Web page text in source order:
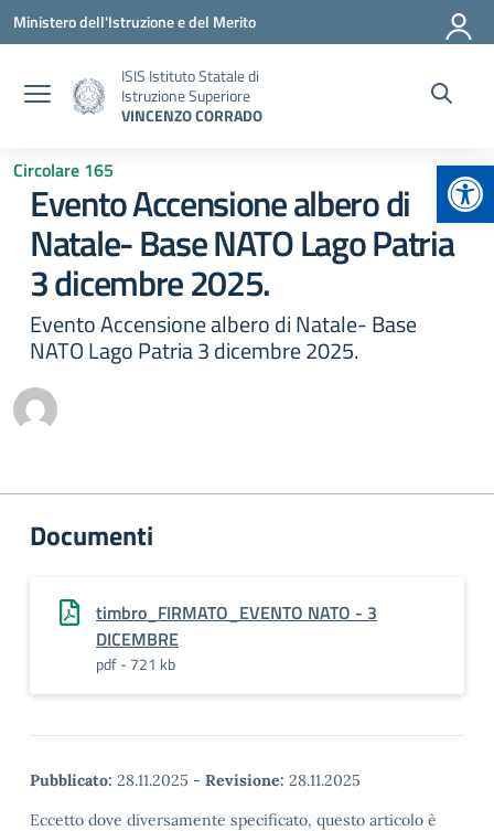
Vai ai contenuti
Vai al menu di navigazione
Vai al footer
Ministero dell'Istruzione e del Merito
ISIS Istituto Statale di
Istruzione Superiore
VINCENZO CORRADO
Circolare 165
Evento Accensione albero di
Natale- Base NATO Lago Patria
3 dicembre 2025.
Evento Accensione albero di Natale- Base
NATO Lago Patria 3 dicembre 2025.
Documenti
timbro_FIRMATO_EVENTO NATO - 3
DICEMBRE
pdf - 721 kb
Pubblicato: 28.11.2025 - Revisione: 28.11.2025
Eccetto dove diversamente specificato, questo articolo è